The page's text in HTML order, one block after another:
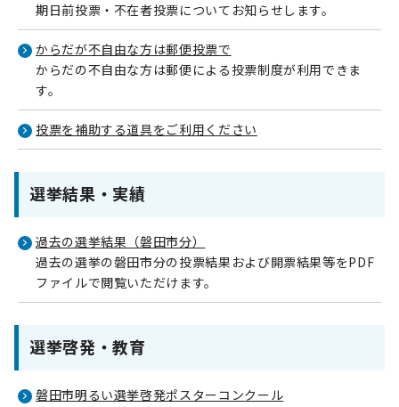
期日前投票・不在者投票についてお知らせします。
からだが不自由な方は郵便投票で
からだの不自由な方は郵便による投票制度が利用できま
す。
投票を補助する道具をご利用ください
選挙結果・実績
過去の選挙結果（磐田市分）
過去の選挙の磐田市分の投票結果および開票結果等をPDF
ファイルで閲覧いただけます。
選挙啓発・教育
磐田市明るい選挙啓発ポスターコンクール